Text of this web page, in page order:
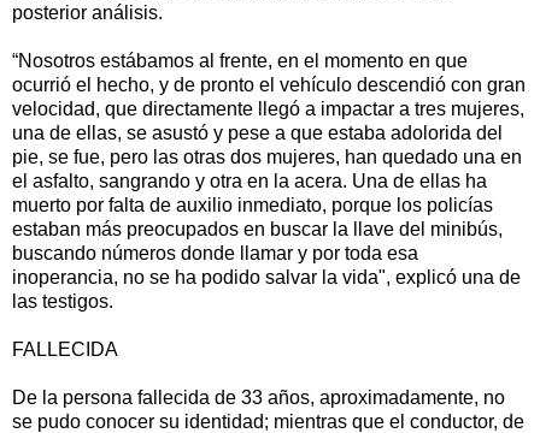
posterior análisis.
“Nosotros estábamos al frente, en el momento en que
ocurrió el hecho, y de pronto el vehículo descendió con gran
velocidad, que directamente llegó a impactar a tres mujeres,
una de ellas, se asustó y pese a que estaba adolorida del
pie, se fue, pero las otras dos mujeres, han quedado una en
el asfalto, sangrando y otra en la acera. Una de ellas ha
muerto por falta de auxilio inmediato, porque los policías
estaban más preocupados en buscar la llave del minibús,
buscando números donde llamar y por toda esa
inoperancia, no se ha podido salvar la vida", explicó una de
las testigos.
FALLECIDA
De la persona fallecida de 33 años, aproximadamente, no
se pudo conocer su identidad; mientras que el conductor, de